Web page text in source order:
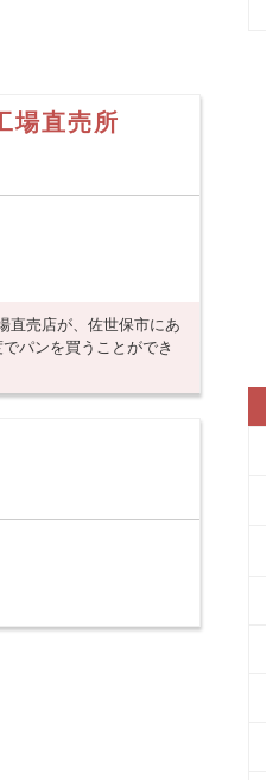
場直売所
直売店が、佐世保市にあ
パンを買うことができ